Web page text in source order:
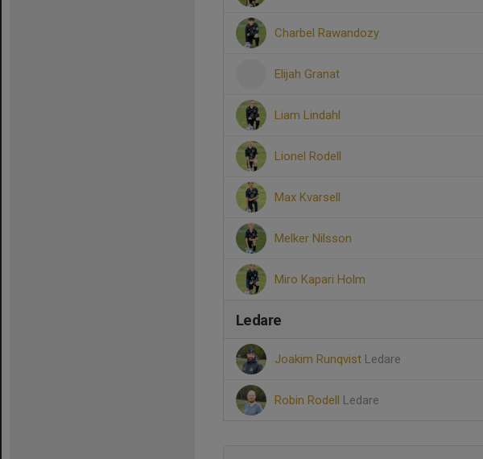
Charbel Rawandozy
Elijah Granat
Liam Lindahl
Lionel Rodell
Max Kvarsell
Melker Nilsson
Miro Kapari Holm
Ledare
Joakim Runqvist Ledare
Robin Rodell Ledare